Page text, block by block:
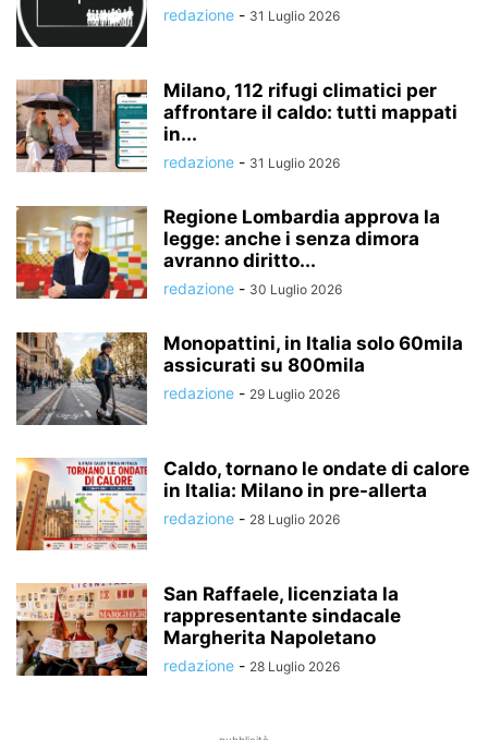
redazione - 31 Luglio 2026
Milano, 112 rifugi climatici per
affrontare il caldo: tutti mappati
in...
redazione - 31 Luglio 2026
Regione Lombardia approva la
legge: anche i senza dimora
avranno diritto...
redazione - 30 Luglio 2026
Monopattini, in Italia solo 60mila
assicurati su 800mila
redazione - 29 Luglio 2026
Caldo, tornano le ondate di calore
in Italia: Milano in pre-allerta
redazione - 28 Luglio 2026
San Raffaele, licenziata la
rappresentante sindacale
Margherita Napoletano
redazione - 28 Luglio 2026